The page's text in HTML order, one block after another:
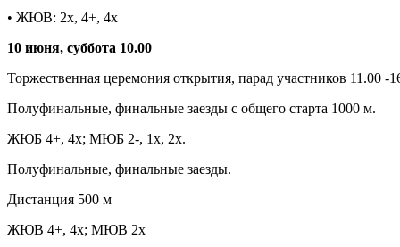
• ЖЮВ: 2х, 4+, 4х
10 июня, суббота 10.00
Торжественная церемония открытия, парад участников 11.00 -
Полуфинальные, финальные заезды с общего старта 1000 м.
ЖЮБ 4+, 4х; МЮБ 2-, 1х, 2х.
Полуфинальные, финальные заезды.
Дистанция 500 м
ЖЮВ 4+, 4х; МЮВ 2х